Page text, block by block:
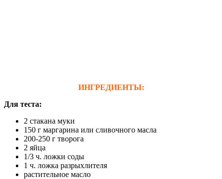
ИНГРЕДИЕНТЫ:
Для теста:
2 стакана муки
150 г маргарина или сливочного масла
200-250 г творога
2 яйца
1/3 ч. ложки соды
1 ч. ложка разрыхлителя
растительное масло